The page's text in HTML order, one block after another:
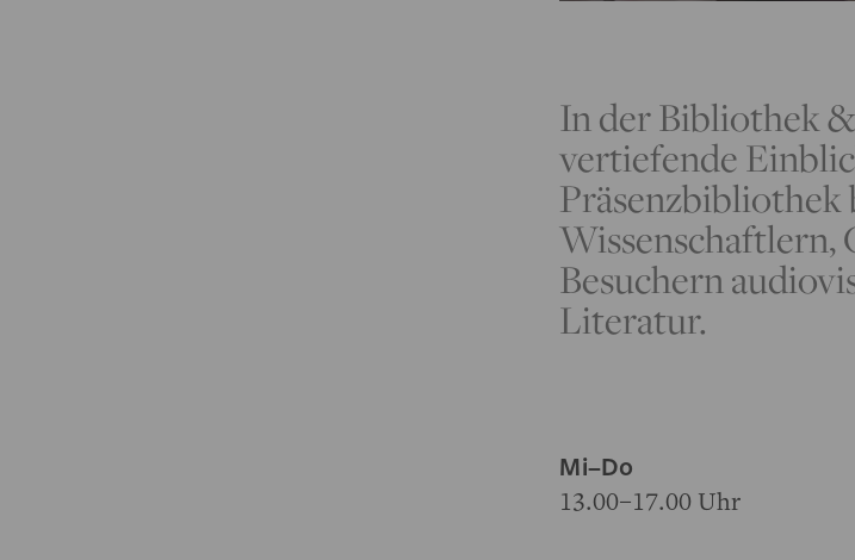
In der Bibliothek
vertiefende
Präsenzbibliothek
Wissenschaftlern,
Besuchern
Literatur.
Mi–Do
13.00–17.00 Uhr